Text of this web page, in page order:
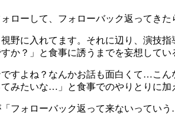
ローして、フォローバック返ってき
野に入れてます。それに辺り、演技
か？」と食事に誘うまでを妄想してい
すよね？なんかお話も面白くて…こ
みたいな…」と食事でのやりとりに加
フォローバック返って来ないっていう